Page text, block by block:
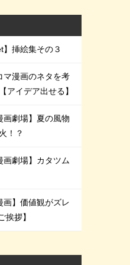
挿絵集その３
マ漫画のネタを考
アイデア出せる】
画劇場】夏の風物
！？
画劇場】カタツム
画】価値観がズレ
挨拶】